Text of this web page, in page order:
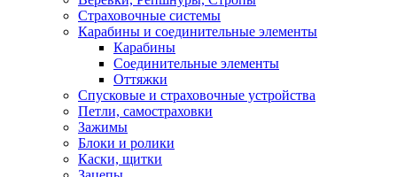
Страховочные системы
Карабины и соединительные элементы
Карабины
Соединительные элементы
Оттяжки
Спусковые и страховочные устройства
Петли, самостраховки
Зажимы
Блоки и ролики
Каски, щитки